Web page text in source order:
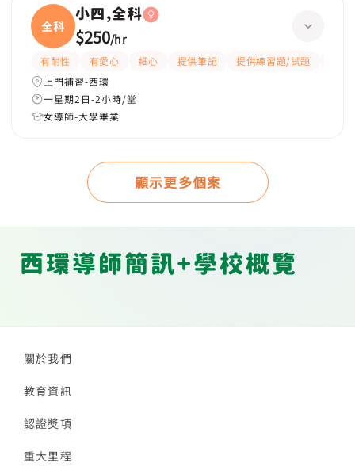
全科
小四,全科
$250/hr
有耐性 有愛心 細心 提供筆記 提供練習題/試題
上門補習-西環
一星期2日-2小時/堂
女導師-大學畢業
顯示更多個案
西環導師簡訊+學校概覽
關於我們
教育資訊
認證獎項
重大里程